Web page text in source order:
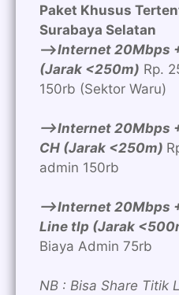
Paket Khusus
Surabaya Selatan
—>Internet 20Mbps
(Jarak <250m) Rp.
150rb (Sektor Waru)
—>Internet 20Mbps
CH (Jarak <250m)
admin 150rb
—>Internet 20Mbps
Line tlp (Jarak
Biaya Admin 75rb
NB : Bisa Share Titik